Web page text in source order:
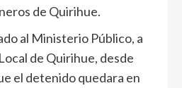
de Quirihue.
al Ministerio Público, a
de Quirihue, desde
el detenido quedara en